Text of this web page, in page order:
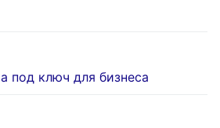
под ключ для бизнеса